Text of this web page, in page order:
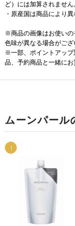
ど）には加算されません
・原産国は商品により異
※商品の画像はお使いの
色味が異なる場合がござ
※一部、ポイントアップ
品、予約商品と一緒にお
ムーンパール
1